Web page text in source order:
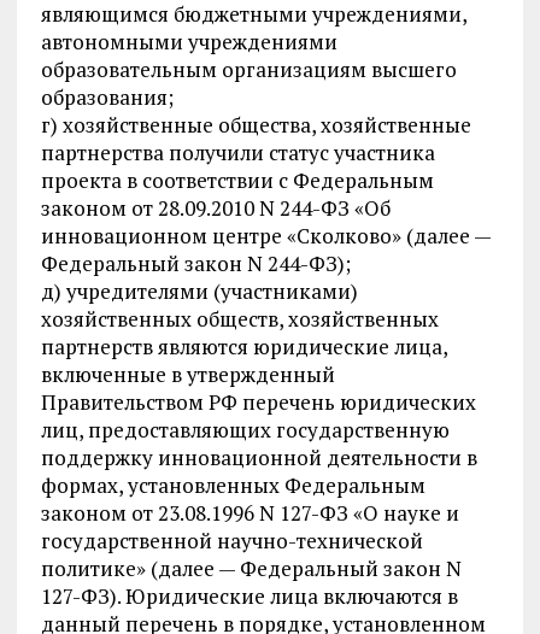
являющимся бюджетными учреждениями,
автономными учреждениями
образовательным организациям высшего
образования;
г) хозяйственные общества, хозяйственные
партнерства получили статус участника
проекта в соответствии с Федеральным
законом от 28.09.2010 N 244-ФЗ «Об
инновационном центре «Сколково» (далее —
Федеральный закон N 244-ФЗ);
д) учредителями (участниками)
хозяйственных обществ, хозяйственных
партнерств являются юридические лица,
включенные в утвержденный
Правительством РФ перечень юридических
лиц, предоставляющих государственную
поддержку инновационной деятельности в
формах, установленных Федеральным
законом от 23.08.1996 N 127-ФЗ «О науке и
государственной научно-технической
политике» (далее — Федеральный закон N
127-ФЗ). Юридические лица включаются в
данный перечень в порядке, установленном